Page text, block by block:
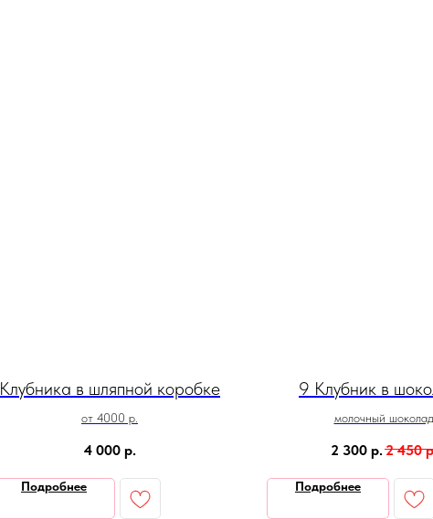
Клубника в шляпной коробке
от 4000 р.
4 000 р.
Подробнее
9 Клубник в
молочный шоколад
2 300 р.2 450
Подробнее